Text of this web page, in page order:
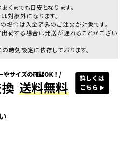
くまでも目安となります。
対象外になります。
場合は入金済みのご注文が対象です。
荷する場合は発送が遅れることがござい
時刻設定に依存しております。